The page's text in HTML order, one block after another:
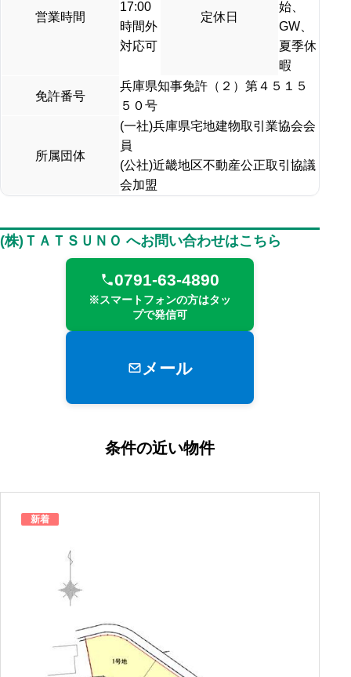
営業時間
17:00
時間外
対応可
定休日
始、
GW、
夏季休
暇
免許番号
兵庫県知事免許（２）第４５１５
５０号
所属団体
(一社)兵庫県宅地建物取引業協会会
員
(公社)近畿地区不動産公正取引協議
会加盟
(株)ＴＡＴＳＵＮＯ へお問い合わせはこちら
0791-63-4890
※スマートフォンの方はタッ
プで発信可
メール
条件の近い物件
新着